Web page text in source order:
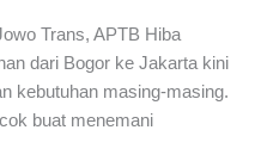
Trans, APTB Hiba
dari Bogor ke Jakarta kini
kebutuhan masing-masing.
buat menemani